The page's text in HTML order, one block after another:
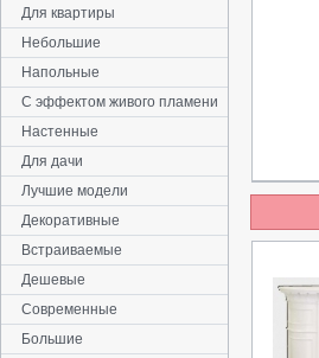
Для квартиры
Небольшие
Напольные
С эффектом живого пламени
Настенные
Для дачи
Лучшие модели
Декоративные
Встраиваемые
Дешевые
Современные
Большие